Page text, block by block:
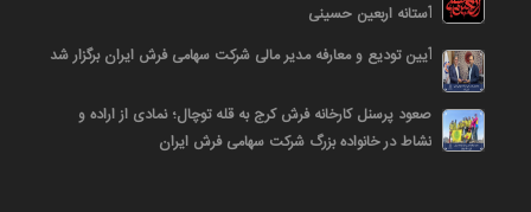
آستانه اربعین حسینی
آیین تودیع و معارفه مدیر مالی شرکت سهامی فرش ایران برگزار شد
صعود پرسنل کارخانه فرش کرج به قله توچال؛ نمادی از اراده و
نشاط در خانواده بزرگ شرکت سهامی فرش ایران